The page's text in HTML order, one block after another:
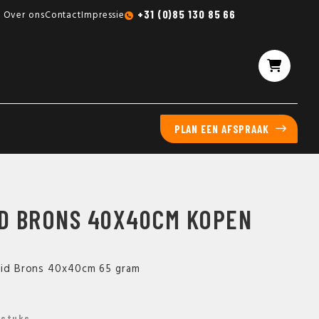
Gratis sampleboxen mogelijk
Over onsContactImpressie +31 (0)85 130 85 66
PLAN EEN AFSPRAAK
BRONS 40X40CM KOPEN
Brons 40x40cm 65 gram